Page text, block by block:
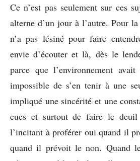
Ce n’est pas seulement sur ces
alterne d’un jour à l’autre. Pour
n’a pas lésiné pour faire
envie d’écouter et là, dès le
parce que l’environnement
impossible de s’en tenir à une
impliqué une sincérité et une
eues et surtout de faire le deuil
l’incitant à proférer oui quand il
quand il prévoit le non. Quand